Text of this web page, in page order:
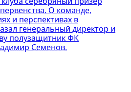
О команде,
и перспективах в
генеральный директор и
полузащитник ФК
Семенов.